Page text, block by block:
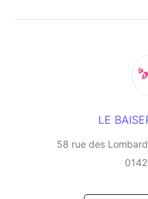
and modernity in a rare
uninterrupted musical
LE
58 rue des